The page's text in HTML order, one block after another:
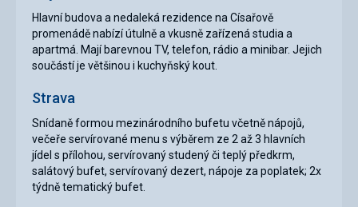
Hlavní budova a nedaleká rezidence na Císařově
promenádě nabízí útulně a vkusně zařízená studia a
apartmá. Mají barevnou TV, telefon, rádio a minibar. Jejich
součástí je většinou i kuchyňský kout.
Strava
Snídaně formou mezinárodního bufetu včetně nápojů,
večeře servírované menu s výběrem ze 2 až 3 hlavních
jídel s přílohou, servírovaný studený či teplý předkrm,
salátový bufet, servírovaný dezert, nápoje za poplatek; 2x
týdně tematický bufet.